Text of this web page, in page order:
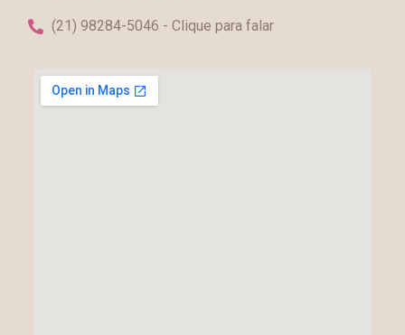
(21) 98284-5046 - Clique para falar